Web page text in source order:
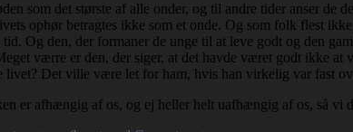
som det største af alle onder, og til andre tider anser
ophør betragtes ikke som et onde. Og som folk flest
Og den, der formaner de unge til at leve godt og den
værre er den, der siger, at det havde været godt ikke
livet? Det ville være let for ham, hvis han virkelig var fast
er afhængig af os, og ej heller helt uafhængig af os, så